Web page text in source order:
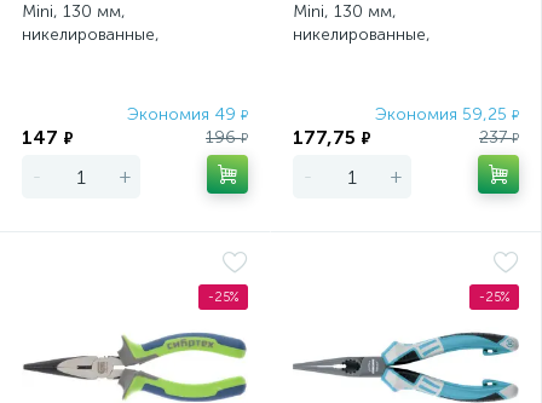
Mini, 130 мм,
никелированные,
Экономия 49 ₽
147 ₽ 196₽
- +
Mini, 130 мм,
никелированные,
рукоятки Matrix
Экономия 59,25 ₽
177,75 ₽ 237₽
- +
-25% -25%